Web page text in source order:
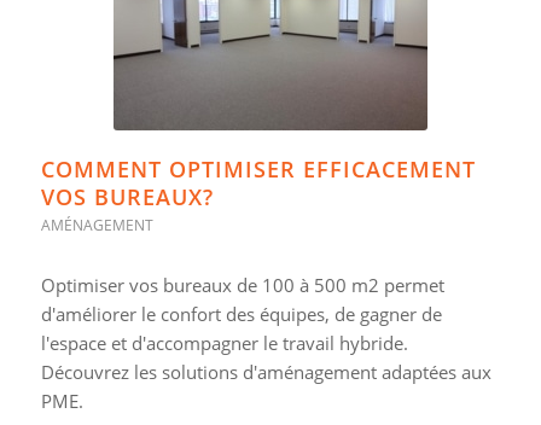
COMMENT OPTIMISER EFFICACEMENT
VOS BUREAUX?
AMÉNAGEMENT
Optimiser vos bureaux de 100 à 500 m2 permet
d'améliorer le confort des équipes, de gagner de
l'espace et d'accompagner le travail hybride.
Découvrez les solutions d'aménagement adaptées aux
PME.